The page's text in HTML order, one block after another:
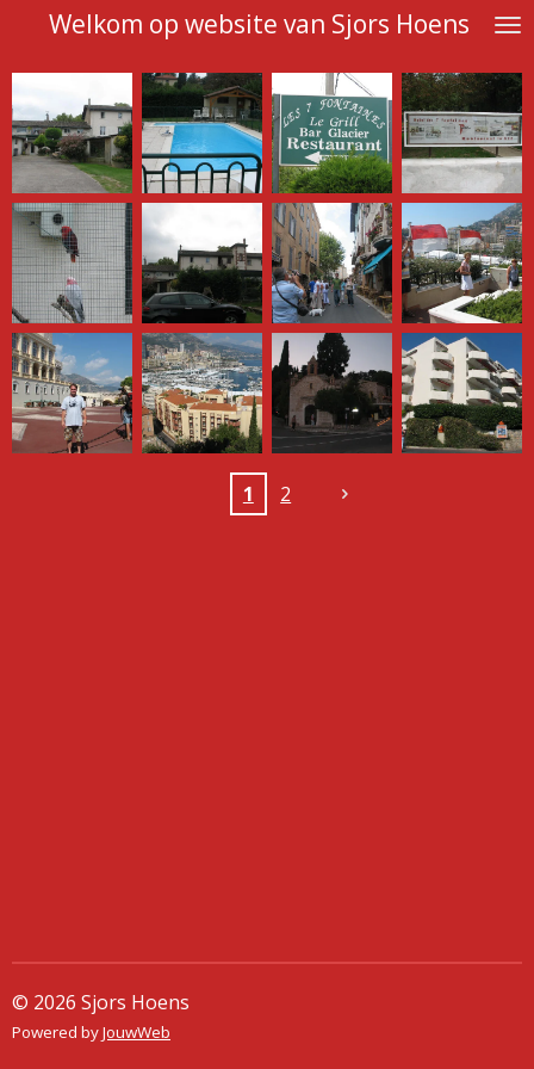
de
hoofdinhoud
Welkom op website van Sjors Hoens
1 2
© 2026 Sjors Hoens
Powered byJouwWeb